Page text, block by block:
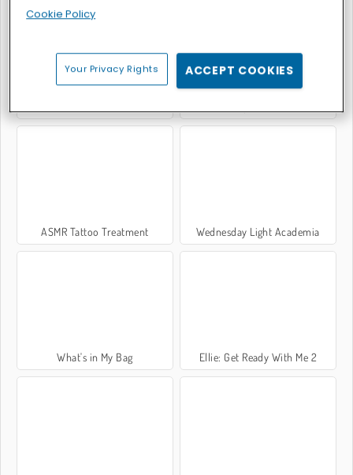
ASMR Tattoo Treatment Wednesday Light Academia
What's in My Bag Ellie: Get Ready With Me 2
Cookie Policy
Your Privacy Rights ACCEPT COOKIES